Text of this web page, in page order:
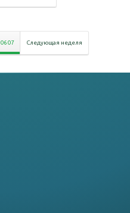
06 07 Следующая неделя